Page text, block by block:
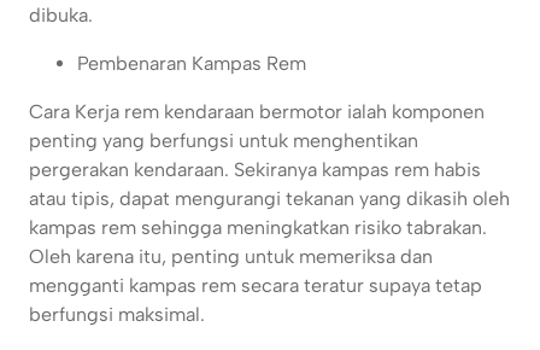
dibuka.
Pembenaran Kampas Rem
Cara Kerja rem kendaraan bermotor ialah komponen
penting yang berfungsi untuk menghentikan
pergerakan kendaraan. Sekiranya kampas rem habis
atau tipis, dapat mengurangi tekanan yang dikasih oleh
kampas rem sehingga meningkatkan risiko tabrakan.
Oleh karena itu, penting untuk memeriksa dan
mengganti kampas rem secara teratur supaya tetap
berfungsi maksimal.